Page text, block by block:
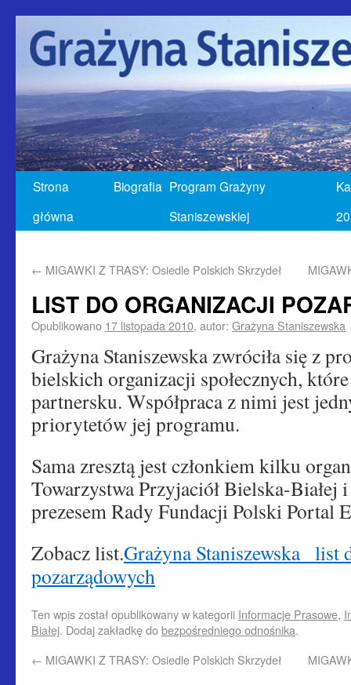
Strona
główna
Biografia Program Grażyny
Staniszewskiej
← MIGAWKI Z TRASY: Osiedle Polskich Skrzydeł
LIST DO ORGANIZACJI
Opublikowano 17 listopada 2010, autor: Grażyna Staniszewska
Grażyna Staniszewska zwróciła się z
bielskich organizacji społecznych,
partnersku. Współpraca z nimi jest
priorytetów jej programu.
Sama zresztą jest członkiem kilku
Towarzystwa Przyjaciół Bielska-Białej
prezesem Rady Fundacji Polski Portal
Zobacz list.Grażyna Staniszewska_ list
pozarządowych
Ten wpis został opublikowany w kategorii Informacje Prasowe,
Białej. Dodaj zakładkę dobezpośredniego odnośnika.
← MIGAWKI Z TRASY: Osiedle Polskich Skrzydeł